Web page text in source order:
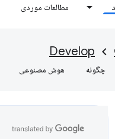
مطالعات موردی
Develop
چگونه هوش مصنوعی